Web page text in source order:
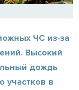
ЧС из-за
Высокий
дождь
участков в